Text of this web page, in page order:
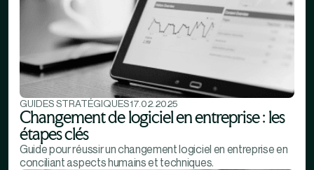
GUIDES STRATÉGIQUES17.02.2025
Changement de logiciel en entreprise : les
étapes clés
Guide pour réussir un changement logiciel en entreprise en
conciliant aspects humains et techniques.